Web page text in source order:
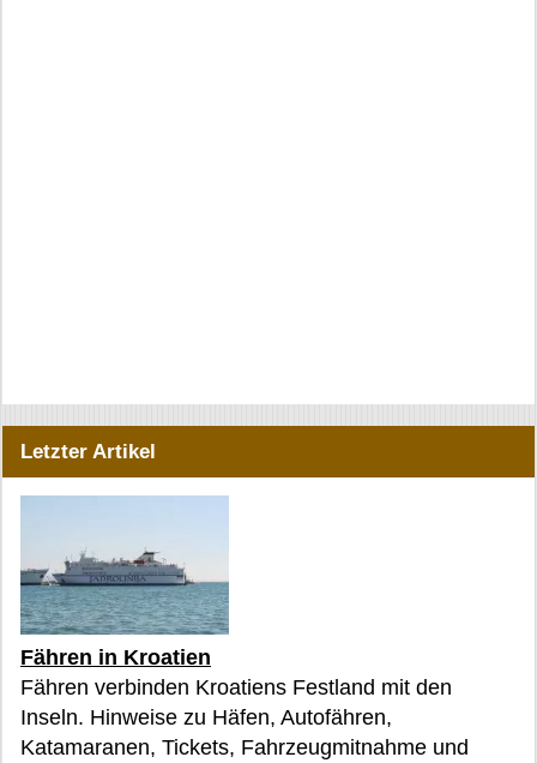
Letzter Artikel
Fähren in Kroatien
Fähren verbinden Kroatiens Festland mit den
Inseln. Hinweise zu Häfen, Autofähren,
Katamaranen, Tickets, Fahrzeugmitnahme und